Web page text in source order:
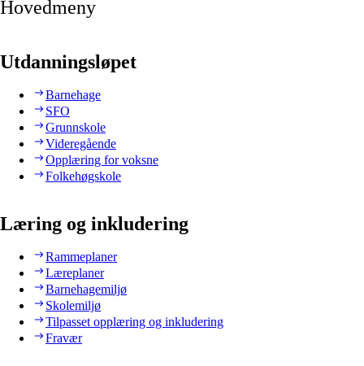
Hovedmeny
Utdanningsløpet
Barnehage
SFO
Grunnskole
Videregående
Opplæring for voksne
Folkehøgskole
Læring og inkludering
Rammeplaner
Læreplaner
Barnehagemiljø
Skolemiljø
Tilpasset opplæring og inkludering
Fravær